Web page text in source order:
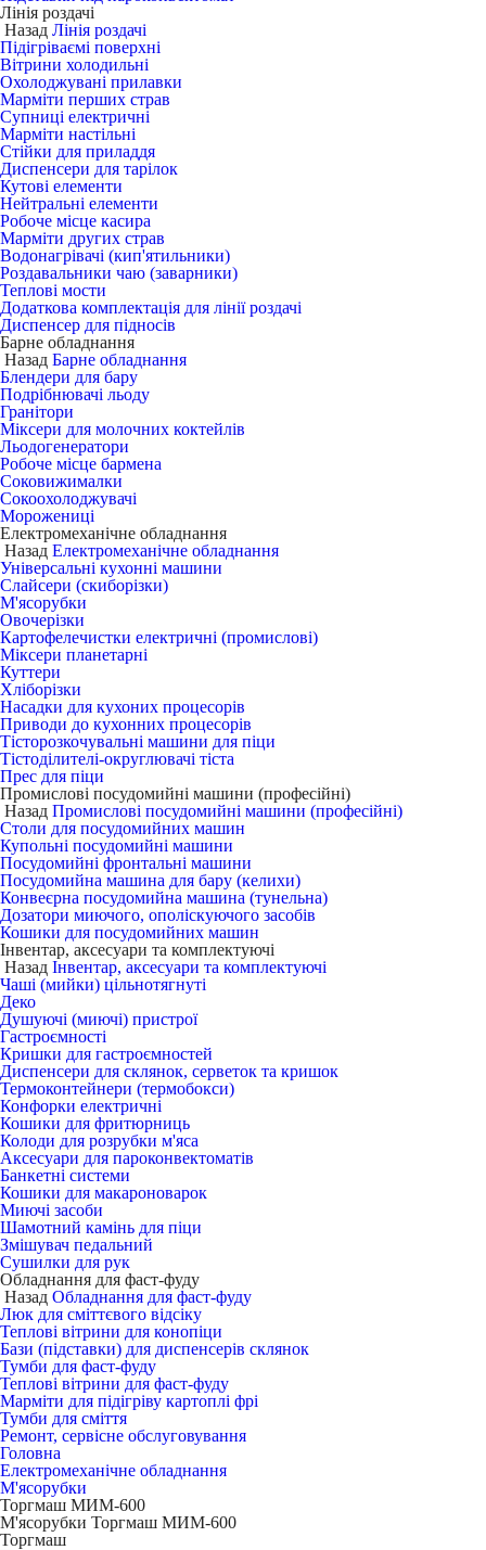
Лінія роздачі
Назад Лінія роздачі
Підігріваємі поверхні
Вітрини холодильні
Охолоджувані прилавки
Марміти перших страв
Супниці електричні
Марміти настільні
Стійки для приладдя
Диспенсери для тарілок
Кутові елементи
Нейтральні елементи
Робоче місце касира
Марміти других страв
Водонагрівачі (кип'ятильники)
Роздавальники чаю (заварники)
Теплові мости
Додаткова комплектація для лінії роздачі
Диспенсер для підносів
Барне обладнання
Назад Барне обладнання
Блендери для бару
Подрібнювачі льоду
Гранітори
Міксери для молочних коктейлів
Льодогенератори
Робоче місце бармена
Соковижималки
Сокоохолоджувачі
Морожениці
Електромеханічне обладнання
Назад Електромеханічне обладнання
Універсальні кухонні машини
Слайсери (скиборізки)
М'ясорубки
Овочерізки
Картофелечистки електричні (промислові)
Міксери планетарні
Куттери
Хліборізки
Насадки для кухоних процесорів
Приводи до кухонних процесорів
Тісторозкочувальні машини для піци
Тістоділителі-округлювачі тіста
Прес для піци
Промислові посудомийні машини (професійні)
Назад Промислові посудомийні машини (професійні)
Столи для посудомийних машин
Купольні посудомийні машини
Посудомийні фронтальні машини
Посудомийна машина для бару (келихи)
Конвеєрна посудомийна машина (тунельна)
Дозатори миючого, ополіскуючого засобів
Кошики для посудомийних машин
Інвентар, аксесуари та комплектуючі
Назад Інвентар, аксесуари та комплектуючі
Чаші (мийки) цільнотягнуті
Деко
Душуючі (миючі) пристрої
Гастроємності
Кришки для гастроємностей
Диспенсери для склянок, серветок та кришок
Термоконтейнери (термобокси)
Конфорки електричні
Кошики для фритюрниць
Колоди для розрубки м'яса
Аксесуари для пароконвектоматів
Банкетні системи
Кошики для макароноварок
Миючі засоби
Шамотний камінь для піци
Змішувач педальний
Сушилки для рук
Обладнання для фаст-фуду
Назад Обладнання для фаст-фуду
Люк для сміттєвого відсіку
Теплові вітрини для конопіци
Бази (підставки) для диспенсерів склянок
Тумби для фаст-фуду
Теплові вітрини для фаст-фуду
Марміти для підігріву картоплі фрі
Тумби для сміття
Ремонт, сервісне обслуговування
Головна
Електромеханічне обладнання
М'ясорубки
Торгмаш МИМ-600
М'ясорубки Торгмаш МИМ-600
Торгмаш